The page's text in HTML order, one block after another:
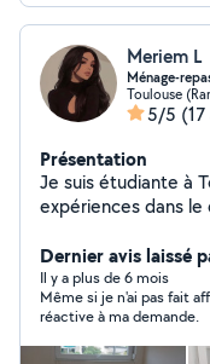
Intervention rapide Devis gratuit Disponible 7j/7 selon
devis ou pour toute
serons ravis de vous
Meriem L
Ménage-
Toulouse
5/5
Présentation
Je suis étudiante à
expériences dans
Dernier avis laissé
Il y a plus de 6 mois
Même si je n'ai pas fait
réactive à ma demande.